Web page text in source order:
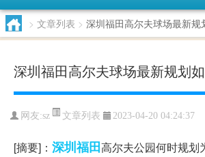
> 文章列表 > 深圳福田高尔夫球场最新规
深圳福田高尔夫球场最新规划
网友:sz 文章列表 2023-04-20 04:24:37
[摘要]： 深圳福田高尔夫公园何时规划